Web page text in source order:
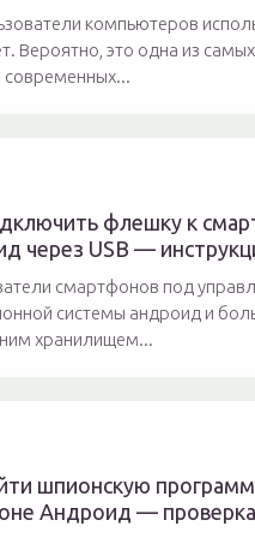
компьютеров
Вероятно, это одна из
современных...
флешку к
через USB —
смартфонов под
системы андроид и
хранилищем...
шпионскую
Андроид —